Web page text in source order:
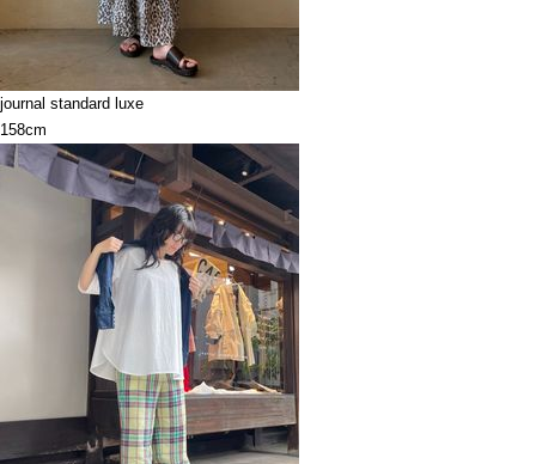
journal standard luxe
158cm